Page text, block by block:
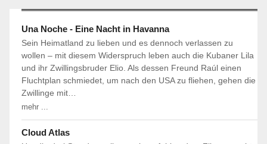
Una Noche - Eine Nacht in Havanna
Sein Heimatland zu lieben und es dennoch verlassen zu
wollen – mit diesem Widerspruch leben auch die Kubaner Lila
und ihr Zwillingsbruder Elio. Als dessen Freund Raúl einen
Fluchtplan schmiedet, um nach den USA zu fliehen, gehen die
Zwillinge mit…
mehr ...
Cloud Atlas